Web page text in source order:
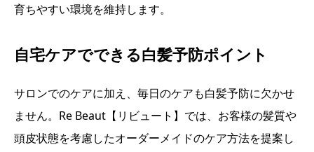
育ちやすい環境を維持します。
自宅ケアでできる白髪予防ポイント
サロンでのケアに加え、毎日のケアも白髪予防に欠かせ
ません。Re Beaut【リビュート】では、お客様の髪質や
頭皮状態を考慮したオーダーメイドのケア方法を提案し